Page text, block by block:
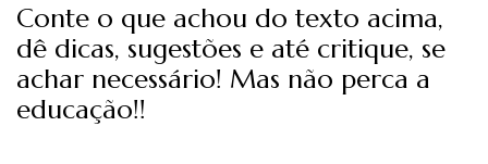
Conte o que achou do texto acima,
dê dicas, sugestões e até critique, se
achar necessário! Mas não perca a
educação!!